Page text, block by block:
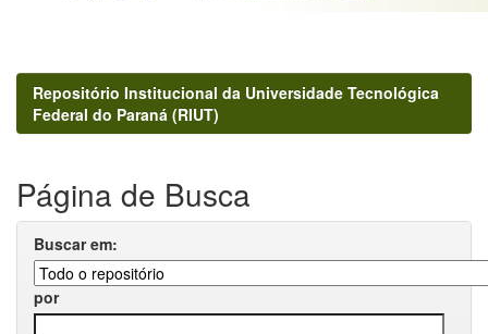
Repositório Institucional da Universidade Tecnológica
Federal do Paraná (RIUT)
Página de Busca
Buscar em:
por